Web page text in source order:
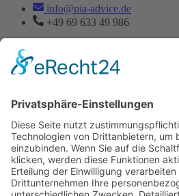
powered byUsercentrics Consent
Management Platform&
info@pia-advice.de
+49 69 633 49 986
Jki-phone-handset-light
Kontaktieren Sie uns
Vorname
Nachname
E-Mail
Wie haben Sie uns gefunden?